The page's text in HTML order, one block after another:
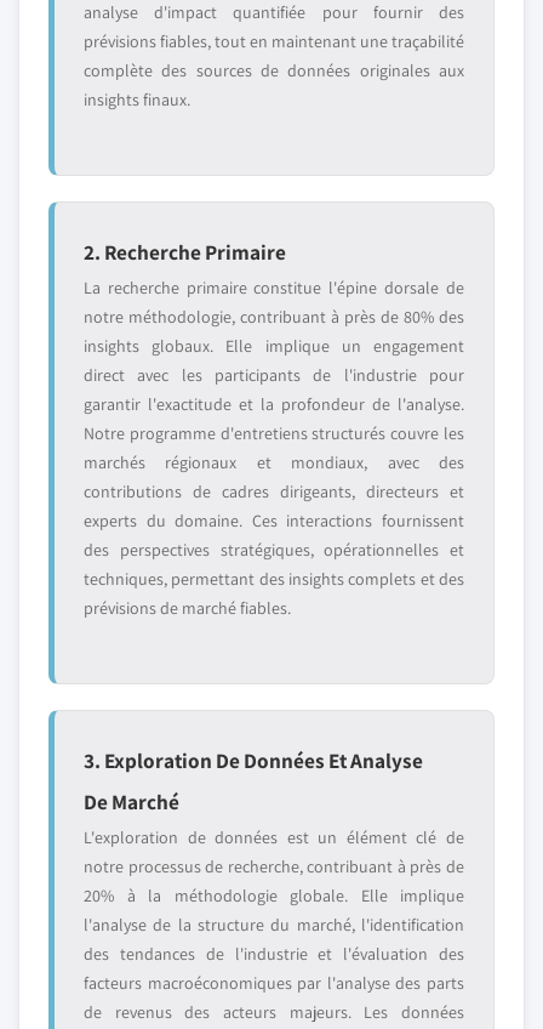
analyse d'impact quantifiée pour fournir des
prévisions fiables, tout en maintenant une traçabilité
complète des sources de données originales aux
insights finaux.
2. Recherche Primaire
La recherche primaire constitue l'épine dorsale de
notre méthodologie, contribuant à près de 80% des
insights globaux. Elle implique un engagement
direct avec les participants de l'industrie pour
garantir l'exactitude et la profondeur de l'analyse.
Notre programme d'entretiens structurés couvre les
marchés régionaux et mondiaux, avec des
contributions de cadres dirigeants, directeurs et
experts du domaine. Ces interactions fournissent
des perspectives stratégiques, opérationnelles et
techniques, permettant des insights complets et des
prévisions de marché fiables.
3. Exploration De Données Et Analyse
De Marché
L'exploration de données est un élément clé de
notre processus de recherche, contribuant à près de
20% à la méthodologie globale. Elle implique
l'analyse de la structure du marché, l'identification
des tendances de l'industrie et l'évaluation des
facteurs macroéconomiques par l'analyse des parts
de revenus des acteurs majeurs. Les données